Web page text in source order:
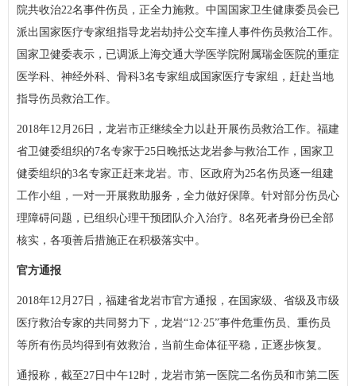
院共收治22名事件伤员，正全力施救。中国国家卫生健康委员会已
派出国家医疗专家组指导龙岩劫持公交车撞人事件伤员救治工作。
国家卫健委表示，已调派上海交通大学医学院附属瑞金医院的重症
医学科、神经外科、骨科3名专家组成国家医疗专家组，赶赴当地
指导伤员救治工作。
2018年12月26日，龙岩市正继续全力以赴开展伤员救治工作。福建
省卫健委组织的7名专家于25日晚抵达龙岩参与救治工作，国家卫
健委组织的3名专家正赶来龙岩。市、区政府为25名伤员逐一组建
工作小组，一对一开展救助服务，全力做好保障。针对部分伤员心
理障碍问题，已组织心理干预团队介入治疗。8名死者身份已全部
核实，各项善后措施正在积极落实中。
官方通报
2018年12月27日，福建省龙岩市官方通报，在国家级、省级及市级
医疗救治专家的共同努力下，龙岩“12·25”事件危重伤员、重伤员
等所有伤员均得到有效救治，当前生命体征平稳，正逐步恢复。
通报称，截至27日中午12时，龙岩市第一医院二名伤员和市第二医